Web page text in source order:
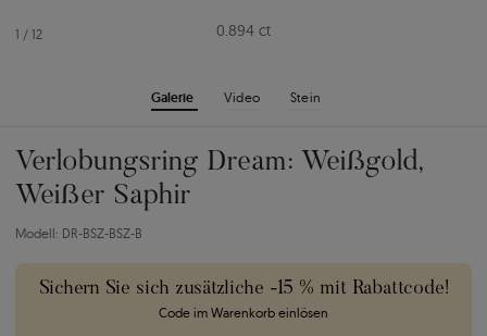
1 / 12
Galerie Video Stein
0.894 ct
Verlobungsring Dream: Weißgold,
Weißer Saphir
Modell: DR-BSZ-BSZ-B
Sichern Sie sich zusätzliche -15 % mit Rabattcode!
Code im Warenkorb einlösen